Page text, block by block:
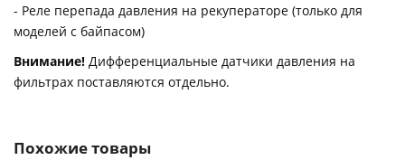
- Реле перепада давления на рекуператоре (только для
моделей с байпасом)
Внимание! Дифференциальные датчики давления на
фильтрах поставляются отдельно.
Похожие товары